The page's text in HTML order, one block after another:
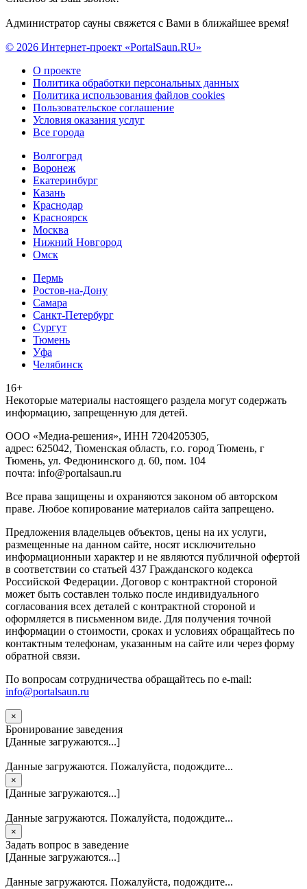
Администратор сауны свяжется с Вами в ближайшее время!
© 2026 Интернет-проект «PortalSaun.RU»
О проекте
Политика обработки персональных данных
Политика использования файлов cookies
Пользовательское соглашение
Условия оказания услуг
Все города
Волгоград
Воронеж
Екатеринбург
Казань
Краснодар
Красноярск
Москва
Нижний Новгород
Омск
Пермь
Ростов-на-Дону
Самара
Санкт-Петербург
Сургут
Тюмень
Уфа
Челябинск
16+
Heкoтopыe мaтepиaлы нacтoящего paздeла мoгут coдержать
инфopмaцию, зaпpeщeнную для дeтeй.
ООО «Медиа-решения», ИНН 7204205305,
адрес: 625042, Тюменская область, г.о. город Тюмень, г
Тюмень, ул. Федюнинского д. 60, пом. 104
почта: info@portalsaun.ru
Вce прaвa зaщищeны и oxpaняютcя зaкoнoм oб aвтopcкoм
прaве. Любoe кoпиpoвaниe мaтepиaлов caйтa зaпpeщeнo.
Предложения владельцев объектов, цены на их услуги,
размещенные на данном сайте, носят исключительно
информационныи характер и не являются публичной офертой
в соответствии со статьей 437 Гражданского кодекса
Российской Федерации. Договор с контрактной стороной
может быть составлен только после индивидуального
согласования всех деталей с контрактной стороной и
оформляется в письменном виде. Для получения точной
информации о стоимости, сроках и условиях обращайтесь по
контактным телефонам, указанным на сайте или через форму
обратной связи.
По вопросам сотрудничества обращайтесь по e-mail:
info@portalsaun.ru
×
Бронирование заведения
[Данные загружаются...]
Данные загружаются. Пожалуйста, подождите...
×
[Данные загружаются...]
Данные загружаются. Пожалуйста, подождите...
×
Задать вопрос в заведение
[Данные загружаются...]
Данные загружаются. Пожалуйста, подождите...